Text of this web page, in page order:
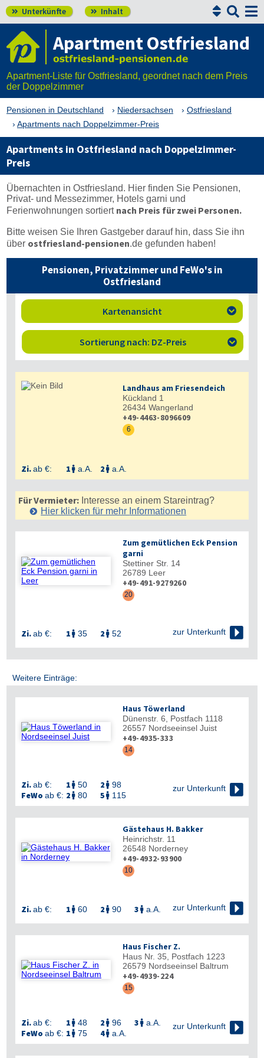
 Unterkünfte  Inhalt 

Apartment Ostfriesland
Apartment-Liste für Ostfriesland, geordnet nach dem Preis
der Doppelzimmer
Pensionen in Deutschland Niedersachsen
Ostfriesland
Apartments nach Doppelzimmer-Preis
Apartments in Ostfriesland nach Doppelzimmer-
Preis
Übernachten in Ostfriesland. Hier finden Sie Pensionen,
Privat- und Messezimmer, Hotels garni und
Ferienwohnungen sortiert nach Preis für zwei Personen.
Bitte weisen Sie Ihren Gastgeber darauf hin, dass Sie ihn
über ostfriesland-pensionen.de gefunden haben!
Pensionen, Privatzimmer und FeWo's in
Ostfriesland
Kartenansicht 
Sortierung nach: DZ-Preis 
Landhaus am Friesendeich
Kückland 1
26434 Wangerland
+49-4463-8096609
6
Zi.ab €: 1  a.A. 2  a.A.
Für Vermieter: Interesse an einem Stareintrag?
Hier klicken für mehr Informationen
Zum gemütlichen Eck Pension
garni
Stettiner Str. 14
26789 Leer
+49-491-9279260
20
Zi.ab €: 1  35 2  52 zur Unterkunft 
Weitere Einträge:
Haus Töwerland
Dünenstr. 6, Postfach 1118
26557 Nordseeinsel Juist
+49-4935-333
14
Zi.ab €: 1  50 2  98
FeWo ab €: 2  80 5  115
zur Unterkunft 
Gästehaus H. Bakker
Heinrichstr. 11
26548 Norderney
+49-4932-93900
10
Zi.ab €: 1  60 2  90 3  a.A. zur Unterkunft 
Haus Fischer Z.
Haus Nr. 35, Postfach 1223
26579 Nordseeinsel Baltrum
+49-4939-224
15
Zi.ab €: 1  48 2  96 3  a.A.
FeWo ab €: 1  75 4 a.A.
zur Unterkunft 